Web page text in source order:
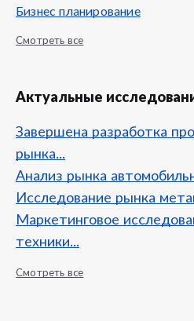
Бизнес планирование
Смотреть все
Актуальные
Завершена разработка
рынка...
Анализ рынка
Исследование рынка
Маркетинговое
техники...
Смотреть все